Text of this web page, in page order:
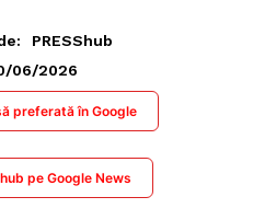
PRESShub
06/2026
preferată în Google
pe Google News